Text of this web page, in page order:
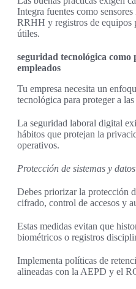
Integra fuentes como
RRHH y registros de equipos
útiles.
seguridad tecnológica
empleados
Tu empresa necesita un
tecnológica para proteger a
La seguridad laboral digital
hábitos que protejan la
operativos.
Protección de sistemas y
Debes priorizar la protección
cifrado, control de accesos y
Estas medidas evitan que
biométricos o registros
Implementa políticas de
alineadas con la AEPD y el